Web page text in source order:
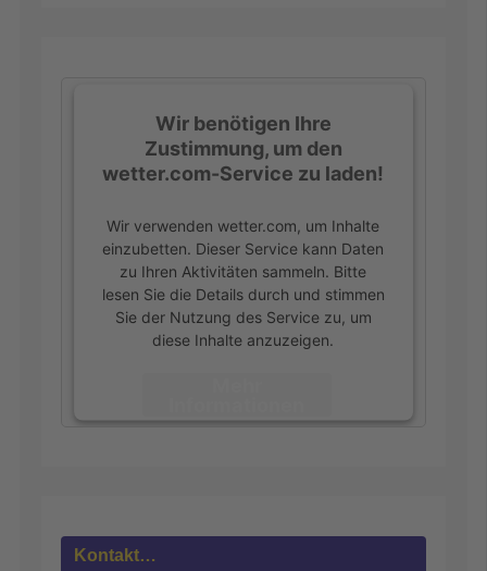
Wir benötigen Ihre
Zustimmung, um den
wetter.com-Service zu laden!
Wir verwenden wetter.com, um Inhalte
einzubetten. Dieser Service kann Daten
zu Ihren Aktivitäten sammeln. Bitte
lesen Sie die Details durch und stimmen
Sie der Nutzung des Service zu, um
diese Inhalte anzuzeigen.
Kontakt…